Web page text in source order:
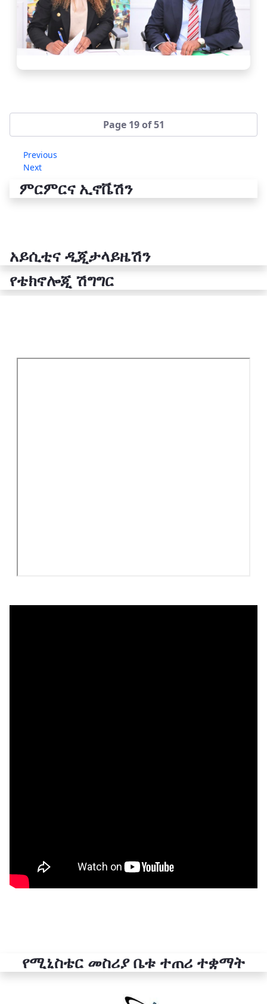
Page 19 of 51
Previous
Next
ምርምርና ኢኖቬሽን
አይሲቲና ዲጂታላይዜሽን
የቴክኖሎጂ ሽግግር
የሚኒስቴር መስሪያ ቤቱ ተጠሪ ተቋማት